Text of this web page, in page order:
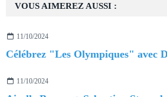
VOUS AIMEREZ AUSSI :
11/10/2024
Célébrez "Les Olympiques" avec
11/10/2024